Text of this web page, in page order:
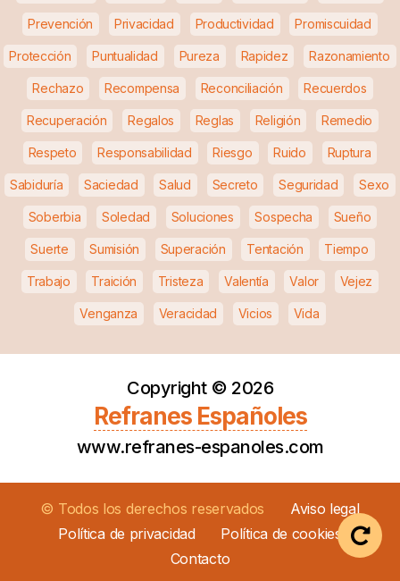
Prevención Privacidad Productividad Promiscuidad
Protección Puntualidad Pureza Rapidez Razonamiento
Rechazo Recompensa Reconciliación Recuerdos
Recuperación Regalos Reglas Religión Remedio
Respeto Responsabilidad Riesgo Ruido Ruptura
Sabiduría Saciedad Salud Secreto Seguridad Sexo
Soberbia Soledad Soluciones Sospecha Sueño
Suerte Sumisión Superación Tentación Tiempo
Trabajo Traición Tristeza Valentía Valor Vejez
Venganza Veracidad Vicios Vida
Copyright © 2026
Refranes Españoles
www.refranes-espanoles.com
© Todos los derechos reservados
Aviso legal
Política de privacidad
Política de cookies
Contacto